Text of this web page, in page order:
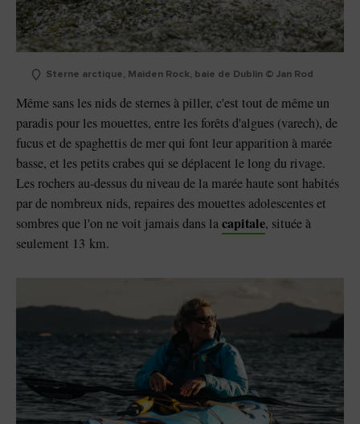
Sterne arctique, Maiden Rock, baie de Dublin © Jan Rod
Même sans les nids de sternes à piller, c'est tout de même un
paradis pour les mouettes, entre les forêts d'algues (varech), de
fucus et de spaghettis de mer qui font leur apparition à marée
basse, et les petits crabes qui se déplacent le long du rivage.
Les rochers au-dessus du niveau de la marée haute sont habités
par de nombreux nids, repaires des mouettes adolescentes et
sombres que l'on ne voit jamais dans lacapitale, située à
seulement 13 km.